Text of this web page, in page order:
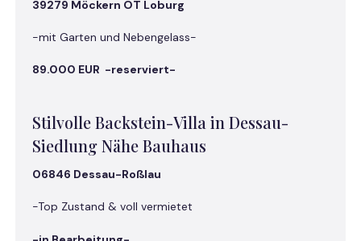
39279 Möckern OT Loburg
-mit Garten und Nebengelass-
89.000 EUR -reserviert-
Stilvolle Backstein-Villa in Dessau-
Siedlung Nähe Bauhaus
06846 Dessau-Roßlau
-Top Zustand & voll vermietet